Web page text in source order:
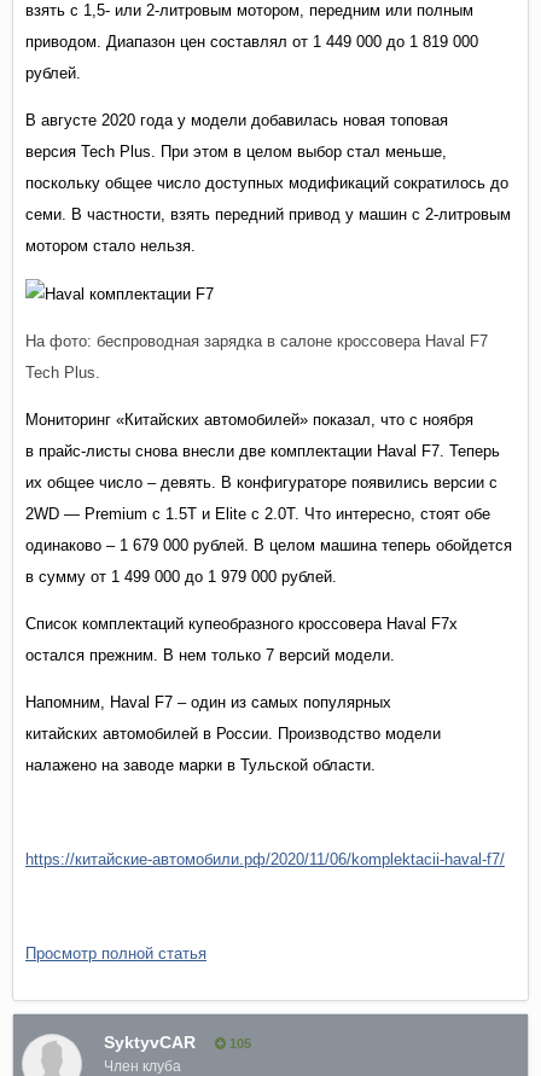
взять с 1,5- или 2-литровым мотором, передним или полным
приводом. Диапазон цен составлял от 1 449 000 до 1 819 000
рублей.
В августе 2020 года у модели добавилась новая топовая
версия Tech Plus. При этом в целом выбор стал меньше,
поскольку общее число доступных модификаций сократилось до
семи. В частности, взять передний привод у машин с 2-литровым
мотором стало нельзя.
На фото: беспроводная зарядка в салоне кроссовера Haval F7
Tech Plus.
Мониторинг «Китайских автомобилей» показал, что с ноября
в прайс-листы снова внесли две комплектации Haval F7. Теперь
их общее число – девять. В конфигураторе появились версии с
2WD — Premium с 1.5T и Elite с 2.0T. Что интересно, стоят обе
одинаково – 1 679 000 рублей. В целом машина теперь обойдется
в сумму от 1 499 000 до 1 979 000 рублей.
Список комплектаций купеобразного кроссовера Haval F7x
остался прежним. В нем только 7 версий модели.
Напомним, Haval F7 – один из самых популярных
китайских автомобилей в России. Производство модели
налажено на заводе марки в Тульской области.
https://китайские-автомобили.рф/2020/11/06/komplektacii-haval-f7/
Просмотр полной статья
SyktyvCAR 105
Член клуба